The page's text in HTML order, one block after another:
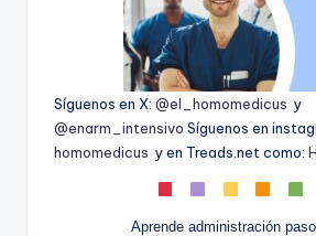
Síguenos en X: @el_homomedicus y
@enarm_intensivo Síguenos en
homomedicus y en Treads.net como:
Aprende administración